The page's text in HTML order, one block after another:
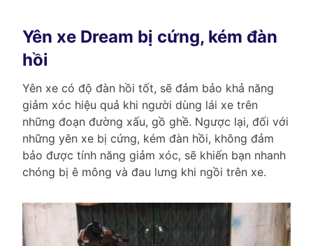
Yên xe Dream bị cứng, kém đàn
hồi
Yên xe có độ đàn hồi tốt, sẽ đảm bảo khả năng
giảm xóc hiệu quả khi người dùng lái xe trên
những đoạn đường xấu, gồ ghề. Ngược lại, đối với
những yên xe bị cứng, kém đàn hồi, không đảm
bảo được tính năng giảm xóc, sẽ khiến bạn nhanh
chóng bị ê mông và đau lưng khi ngồi trên xe.